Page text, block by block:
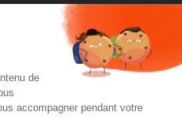
inscrivez-vous à